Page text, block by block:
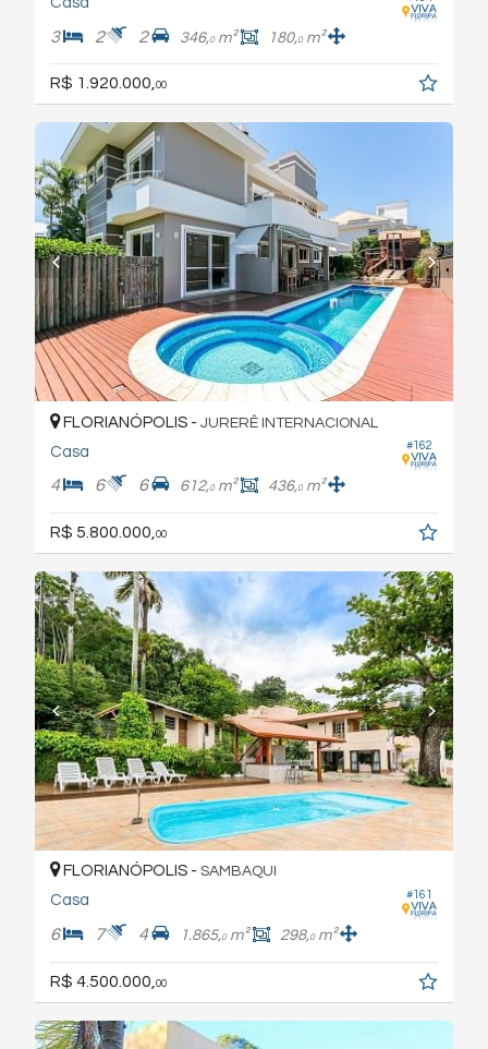
3 2 2 346,0m² 180,0m²
R$ 1.920.000,00
#162
FLORIANÓPOLIS - JURERÊ INTERNACIONAL
Casa
4 6 6 612,0m² 436,0m²
R$ 5.800.000, 00
#161
FLORIANÓPOLIS - SAMBAQUI
Casa
6 7 4 1.865,0m² 298,0m²
R$ 4.500.000, 00